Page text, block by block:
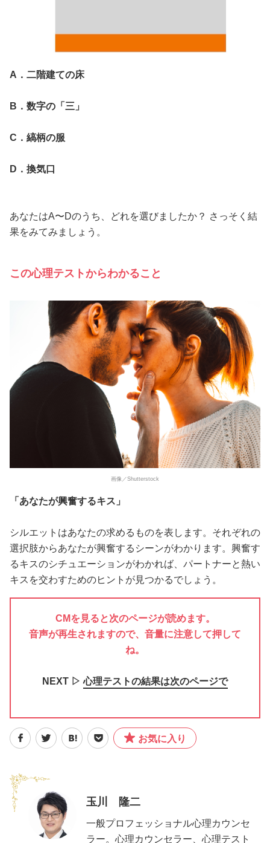
A．二階建ての床
B．数字の「三」
C．縞柄の服
D．換気口
あなたはA〜Dのうち、どれを選びましたか？ さっそく結
果をみてみましょう。
この心理テストからわかること
画像／Shutterstock
「あなたが興奮するキス」
シルエットはあなたの求めるものを表します。それぞれの
選択肢からあなたが興奮するシーンがわかります。興奮す
るキスのシチュエーションがわかれば、パートナーと熱い
キスを交わすためのヒントが見つかるでしょう。
CMを見ると次のページが読めます。
音声が再生されますので、音量に注意して押して
ね。
NEXT ▷心理テストの結果は次のページで
お気に入り
玉川 隆二
一般プロフェッショナル心理カウンセ
ラー。心理カウンセラー、心理テスト